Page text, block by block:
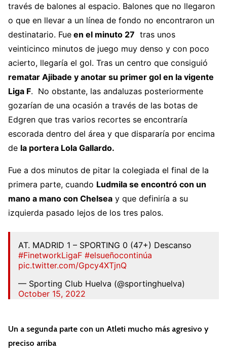
través de balones al espacio. Balones que no llegaron
o que en llevar a un línea de fondo no encontraron un
destinatario. Fue en el minuto 27 tras unos
veinticinco minutos de juego muy denso y con poco
acierto, llegaría el gol. Tras un centro que consiguió
rematar Ajibade y anotar su primer gol en la vigente
Liga F. No obstante, las andaluzas posteriormente
gozarían de una ocasión a través de las botas de
Edgren que tras varios recortes se encontraría
escorada dentro del área y que dispararía por encima
de la portera Lola Gallardo.
Fue a dos minutos de pitar la colegiada el final de la
primera parte, cuando Ludmila se encontró con un
mano a mano con Chelsea y que definiría a su
izquierda pasado lejos de los tres palos.
AT. MADRID 1 – SPORTING 0 (47+) Descanso
#FinetworkLigaF #elsueñocontinúa
pic.twitter.com/Gpcy4XTjnQ
— Sporting Club Huelva (@sportinghuelva)
October 15, 2022
Un a segunda parte con un Atleti mucho más agresivo y
preciso arriba